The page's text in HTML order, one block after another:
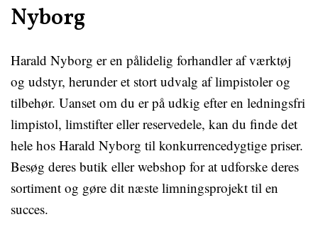
Nyborg
Harald Nyborg er en pålidelig forhandler af værktøj
og udstyr, herunder et stort udvalg af limpistoler og
tilbehør. Uanset om du er på udkig efter en ledningsfri
limpistol, limstifter eller reservedele, kan du finde det
hele hos Harald Nyborg til konkurrencedygtige priser.
Besøg deres butik eller webshop for at udforske deres
sortiment og gøre dit næste limningsprojekt til en
succes.